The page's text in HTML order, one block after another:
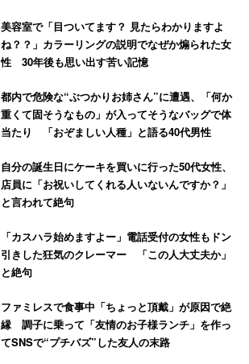
美容室で「目ついてます？ 見たらわかりますよ
ね？？」カラーリングの説明でなぜか煽られた女
性 30年後も思い出す苦い記憶
都内で危険な“ぶつかりお姉さん”に遭遇、「何か
重くて固そうなもの」が入ってそうなバッグで体
当たり 「おぞましい人種」と語る40代男性
自分の誕生日にケーキを買いに行った50代女性、
店員に「お祝いしてくれる人いないんですか？」
と言われて絶句
「カスハラ始めますよー」電話受付の女性もドン
引きした狂気のクレーマー 「この人大丈夫か」
と絶句
ファミレスで食事中「ちょっと頂戴」が原因で絶
縁 調子に乗って「友情のお子様ランチ」を作っ
てSNSで“プチバズ”した友人の末路